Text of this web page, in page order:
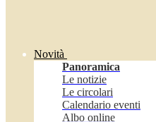
Novità
Panoramica
Le notizie
Le circolari
Calendario eventi
Albo online